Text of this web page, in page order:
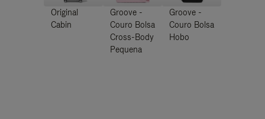
Original
Cabin
Groove -
Couro Bolsa
Cross-Body
Pequena
Groove -
Couro Bolsa
Hobo